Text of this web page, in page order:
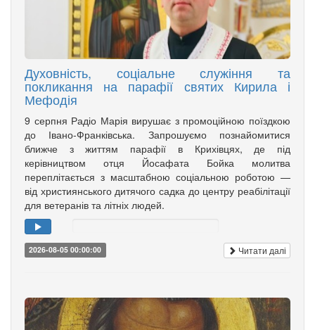
Духовність, соціальне служіння та
покликання на парафії святих Кирила і
Мефодія
9 серпня Радіо Марія вирушає з промоційною поїздкою
до Івано-Франківська. Запрошуємо познайомитися
ближче з життям парафії в Крихівцях, де під
керівництвом отця Йосафата Бойка молитва
переплітається з масштабною соціальною роботою —
від християнського дитячого садка до центру реабілітації
для ветеранів та літніх людей.
2026-08-05 00:00:00 Читати далі